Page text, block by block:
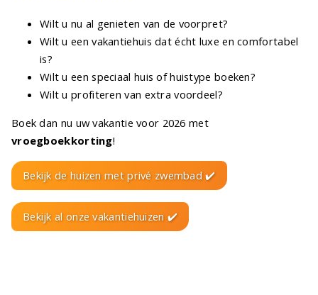
Wilt u nu al genieten van de voorpret?
Wilt u een vakantiehuis dat écht luxe en comfortabel
is?
Wilt u een speciaal huis of huistype boeken?
Wilt u profiteren van extra voordeel?
Boek dan nu uw vakantie voor 2026 met
vroegboekkorting!
Bekijk de huizen met privé zwembad ✔️
Bekijk al onze vakantiehuizen ✔️